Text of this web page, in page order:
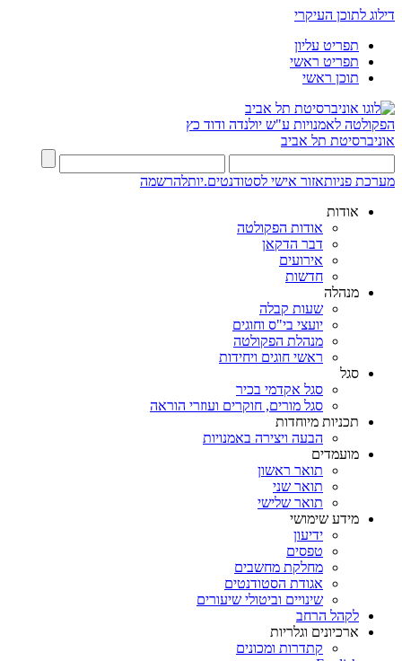
דילוג לתוכן העיקרי
תפריט עליון
תפריט ראשי
תוכן ראשי
הפקולטה לאמנויות ע"ש יולנדה ודוד כץ
אוניברסיטת תל אביב
מערכת פניותאזור אישי לסטודנטים.יותלהרשמה
אודות
אודות הפקולטה
דבר הדקאן
אירועים
חדשות
מנהלה
שעות קבלה
יועצי בי"ס וחוגים
מנהלת הפקולטה
ראשי חוגים ויחידות
סגל
סגל אקדמי בכיר
סגל מורים, חוקרים ועוזרי הוראה
תכניות מיוחדות
הבעה ויצירה באמנויות
מועמדים
תואר ראשון
תואר שני
תואר שלישי
מידע שימושי
ידיעון
טפסים
מחלקת מחשבים
אגודת הסטודנטים
שינויים וביטולי שיעורים
לקהל הרחב
ארכיונים וגלריות
קתדרות ומכונים